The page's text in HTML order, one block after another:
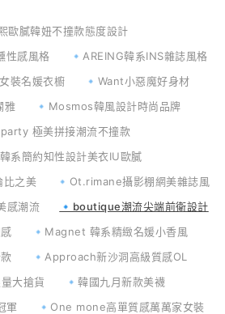
歐膩韓妞不撞款態度設計
性感風格
🔹AREING韓系INS雜誌風格
裝名媛衣櫥
🔹Want小惡魔好身材
雅
🔹Mosmos韓風設計時尚品牌
極美拼接潮流不撞款
系簡約知性設計美衣IU歐膩
比之美
🔹Ot.rimane攝影棚網美雜誌風
感潮流
🔹boutique潮流尖端前衛設計
🔹Magnet 韓系精緻名媛小香風
🔹Approach新沙洞高級質感OL
大搶貨
🔹韓國九月新款美襪
軍
🔹One mone高單質感萬萬家女裝